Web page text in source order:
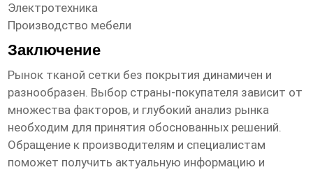
Электротехника
Производство мебели
Заключение
Рынок тканой сетки без покрытия динамичен и
разнообразен. Выбор страны-покупателя зависит от
множества факторов, и глубокий анализ рынка
необходим для принятия обоснованных решений.
Обращение к производителям и специалистам
поможет получить актуальную информацию и